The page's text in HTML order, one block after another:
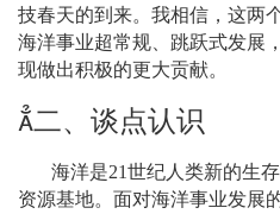
技春天的到来。我相信，这两
海洋事业超常规、跳跃式发展
现做出积极的更大贡献。
二、谈点认识
海洋是21世纪人类新的生
资源基地。面对海洋事业发展